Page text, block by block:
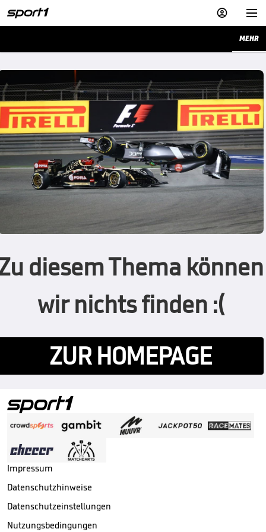


MEHR
diesem Thema können
wir nichts finden :(
ZUR HOMEPAGE
Impressum
Datenschutzhinweise
Datenschutzeinstellungen
Nutzungsbedingungen